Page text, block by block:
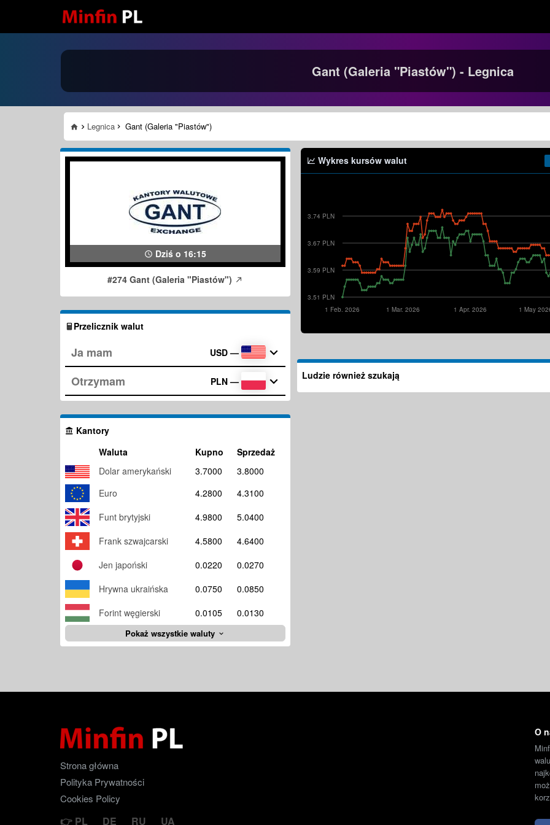
Gant (Galeria "Piastów") - Legnica
Legnica Gant (Galeria "Piastów")
Dziś o 16:15
#274 Gant (Galeria "Piastów")
Przelicznik walut
USD —
PLN —
Kantory
Waluta
Kupno
Sprzedaż
Dolar amerykański
3.7000
3.8000
Euro
4.2800
4.3100
Funt brytyjski
4.9800
5.0400
Frank szwajcarski
4.5800
4.6400
Jen japoński
0.0220
0.0270
Hrywna ukraińska
0.0750
0.0850
Forint węgierski
0.0105 0.0130
Pokaż wszystkie waluty
Wykres kursów walut
3.51 PLN
3.59 PLN
3.67 PLN
3.74 PLN
1 May
1 Apr. 2026
1 Mar. 2026
1 Feb. 2026
Ludzie również szukają
Strona główna
Polityka Prywatności
Cookies Policy
PL DE RU UA
O